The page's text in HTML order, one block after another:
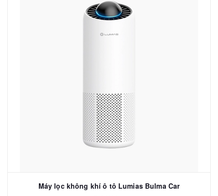
Máy lọc không khí ô tô Lumias Bulma Car